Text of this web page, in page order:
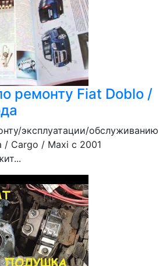
ремонту Fiat Doblo /
эксплуатации/обслуживанию
/ Cargo / Maxi с 2001